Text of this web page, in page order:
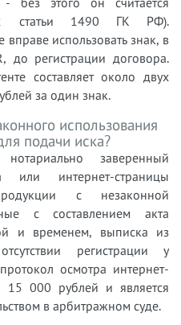
2 статьи 1490 ГК РФ).
вправе использовать знак, в
до регистрации договора.
составляет около двух
за один знак.
использования
подачи иска?
нотариально заверенный
или интернет-страницы
с незаконной
с составлением акта
и временем, выписка из
регистрации у
осмотра интернет-
000 рублей и является
в арбитражном суде.